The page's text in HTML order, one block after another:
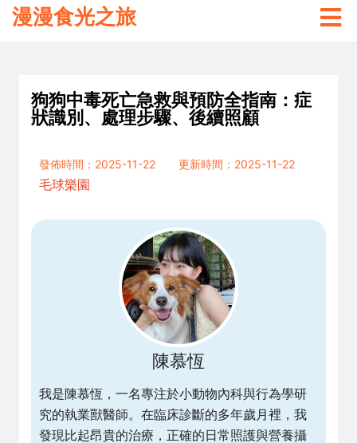
漫漫食光之旅
狗狗中毒死亡急救與預防全指南：症
狀識別、處理步驟、後續照顧
發佈時間：2025-11-22
更新時間：2025-11-22
毛球樂園
陳慕恆
我是陳慕恆，一名專注於小動物內科與行為學研
究的執業獸醫師。在臨床診斷的多年歲月裡，我
發現比起昂貴的治療，正確的日常照護與營養攝